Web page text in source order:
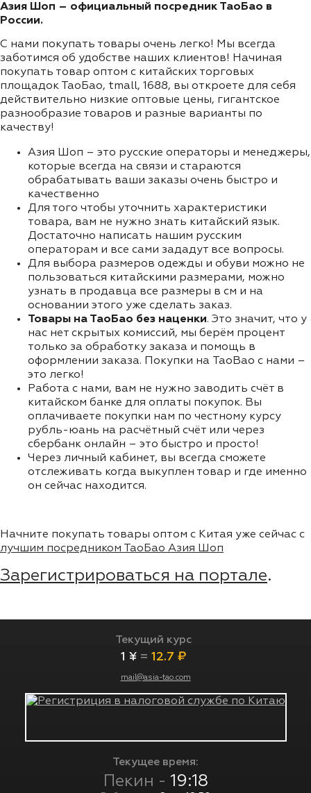
Азия Шоп – официальный посредник ТаоБао в
России.
С нами покупать товары очень легко! Мы всегда
заботимся об удобстве наших клиентов! Начиная
покупать товар оптом с китайских торговых
площадок ТаоБао, tmall, 1688, вы откроете для себя
действительно низкие оптовые цены, гигантское
разнообразие товаров и разные варианты по
качеству!
Азия Шоп – это русские операторы и менеджеры,
которые всегда на связи и стараются
обрабатывать ваши заказы очень быстро и
качественно
Для того чтобы уточнить характеристики
товара, вам не нужно знать китайский язык.
Достаточно написать нашим русским
операторам и все сами зададут все вопросы.
Для выбора размеров одежды и обуви можно не
пользоваться китайскими размерами, можно
узнать в продавца все размеры в см и на
основании этого уже сделать заказ.
Товары на ТаоБао без наценки. Это значит, что у
нас нет скрытых комиссий, мы берём процент
только за обработку заказа и помощь в
оформлении заказа. Покупки на TaoBao с нами –
это легко!
Работа с нами, вам не нужно заводить счёт в
китайском банке для оплаты покупок. Вы
оплачиваете покупки нам по честному курсу
рубль-юань на расчётный счёт или через
сбербанк онлайн – это быстро и просто!
Через личный кабинет, вы всегда сможете
отслеживать когда выкуплен товар и где именно
он сейчас находится.
Начните покупать товары оптом с Китая уже сейчас с
лучшим посредником ТаоБао Азия Шоп
Зарегистрироваться на портале.
Текущий курс
1 ¥ = 12.7 ₽
mail@asia-tao.com
Текущее время:
Пекин - 19:18